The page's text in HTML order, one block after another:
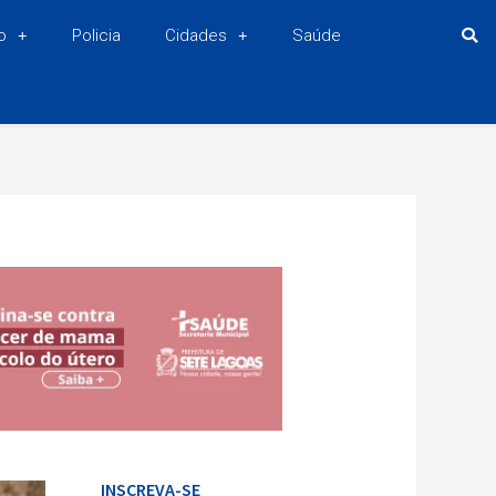
Policia Cidades Saúde
INSCREVA-SE